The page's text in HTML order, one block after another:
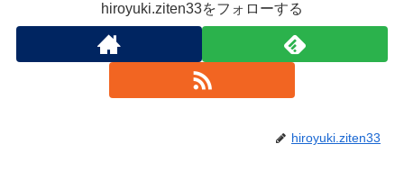
hiroyuki.ziten33をフォローする
hiroyuki.ziten33